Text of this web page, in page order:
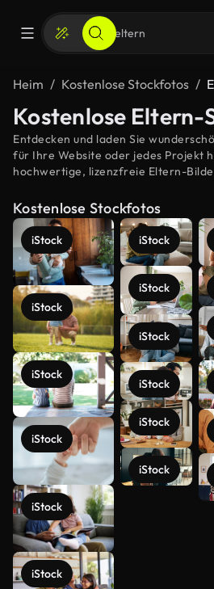
Heim Kostenlose Stockfotos
Kostenlose
Entdecken und laden Sie
für Ihre Website oder jedes Projekt
hochwertige, lizenzfreie Eltern-
Kostenlose Stockfotos
iStock
iStock
iStock
iStock
iStock
iStock
iStock
iStock
iStock
iStock
iStock
iStock